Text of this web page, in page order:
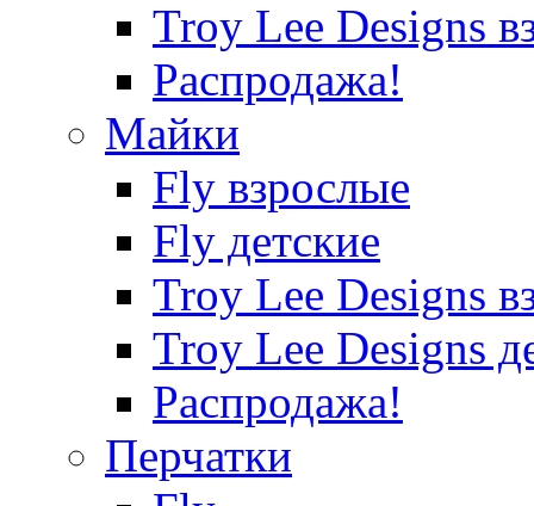
Troy Lee Designs
Распродажа!
Майки
Fly взрослые
Fly детские
Troy Lee Designs
Troy Lee Designs
Распродажа!
Перчатки